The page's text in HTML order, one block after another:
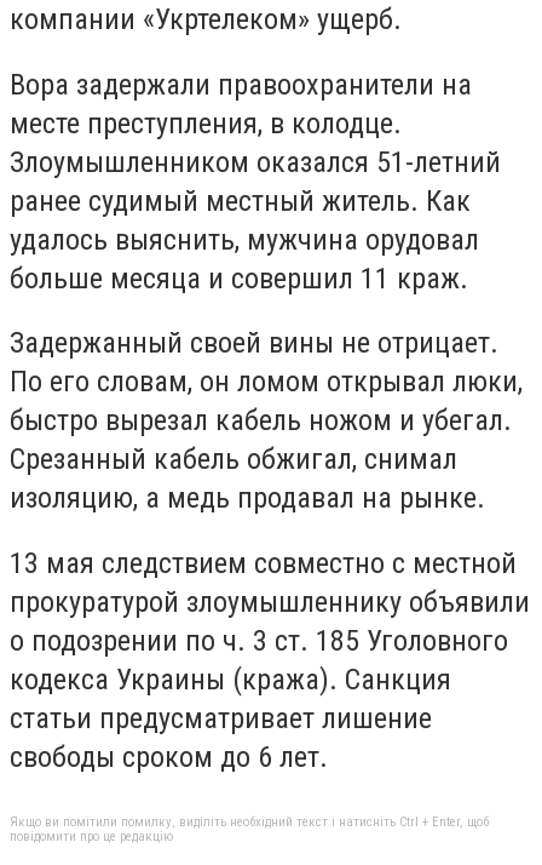
компании «Укртелеком» ущерб.
Вора задержали правоохранители на
месте преступления, в колодце.
Злоумышленником оказался 51-летний
ранее судимый местный житель. Как
удалось выяснить, мужчина орудовал
больше месяца и совершил 11 краж.
Задержанный своей вины не отрицает.
По его словам, он ломом открывал люки,
быстро вырезал кабель ножом и убегал.
Срезанный кабель обжигал, снимал
изоляцию, а медь продавал на рынке.
13 мая следствием совместно с местной
прокуратурой злоумышленнику объявили
о подозрении по ч. 3 ст. 185 Уголовного
кодекса Украины (кража). Санкция
статьи предусматривает лишение
свободы сроком до 6 лет.
Якщо ви помітили помилку, виділіть необхідний текст і натисніть Ctrl + Enter, щоб
повідомити про це редакцію